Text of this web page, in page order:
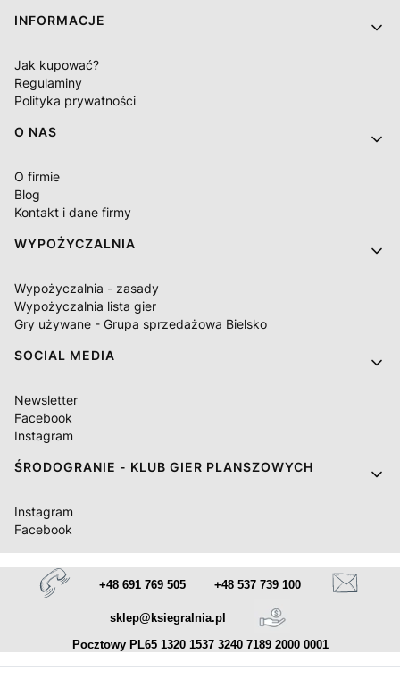
INFORMACJE
Jak kupować?
Regulaminy
Polityka prywatności
O NAS
O firmie
Blog
Kontakt i dane firmy
WYPOŻYCZALNIA
Wypożyczalnia - zasady
Wypożyczalnia lista gier
Gry używane - Grupa sprzedażowa Bielsko
SOCIAL MEDIA
Newsletter
Facebook
Instagram
ŚRODOGRANIE - KLUB GIER PLANSZOWYCH
Instagram
Facebook
+48 691 769 505 +48 537 739 100
sklep@ksiegralnia.pl
Pocztowy PL65 1320 1537 3240 7189 2000 0001